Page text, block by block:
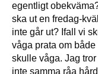
egentligt
ska ut en fredag-
inte går ut? Ifall vi
våga prata om
skulle våga. Jag
inte samma råa